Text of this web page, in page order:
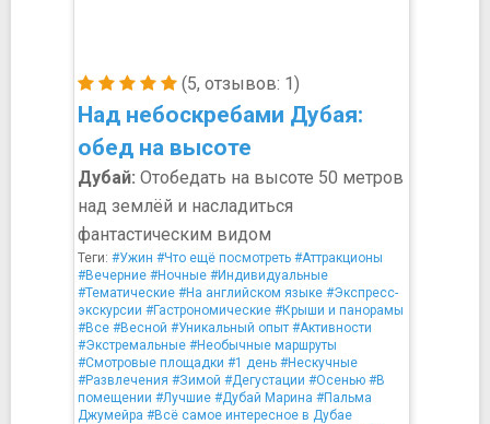
(5, отзывов: 1)
Над небоскребами Дубая:
обед на высоте
Дубай: Отобедать на высоте 50 метров
над землёй и насладиться
фантастическим видом
Теги: #Ужин #Что ещё посмотреть #Аттракционы
#Вечерние #Ночные #Индивидуальные
#Тематические #На английском языке #Экспресс-
экскурсии #Гастрономические #Крыши и панорамы
#Все #Весной #Уникальный опыт #Активности
#Экстремальные #Необычные маршруты
#Смотровые площадки #1 день #Нескучные
#Развлечения #Зимой #Дегустации #Осенью #В
помещении #Лучшие #Дубай Марина #Пальма
Джумейра #Всё самое интересное в Дубае